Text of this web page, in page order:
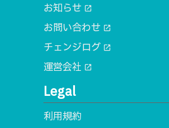
お知らせ open_in_new
お問い合わせ open_in_new
チェンジログ open_in_new
運営会社 open_in_new
Legal
利用規約